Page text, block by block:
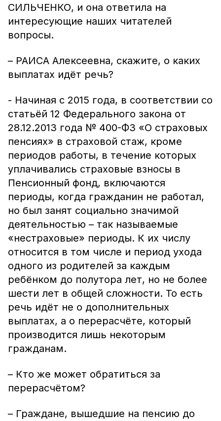
СИЛЬЧЕНКО, и она ответила на
интересующие наших читателей
вопросы.
– РАИСА Алексеевна, скажите, о каких
выплатах идёт речь?
- Начиная с 2015 года, в соответствии со
статьёй 12 Федерального закона от
28.12.2013 года № 400-ФЗ «О страховых
пенсиях» в страховой стаж, кроме
периодов работы, в течение которых
уплачивались страховые взносы в
Пенсионный фонд, включаются
периоды, когда гражданин не работал,
но был занят социально значимой
деятельностью – так называемые
«нестраховые» периоды. К их числу
относится в том числе и период ухода
одного из родителей за каждым
ребёнком до полутора лет, но не более
шести лет в общей сложности. То есть
речь идёт не о дополнительных
выплатах, а о перерасчёте, который
производится лишь некоторым
гражданам.
– Кто же может обратиться за
перерасчётом?
– Граждане, вышедшие на пенсию до